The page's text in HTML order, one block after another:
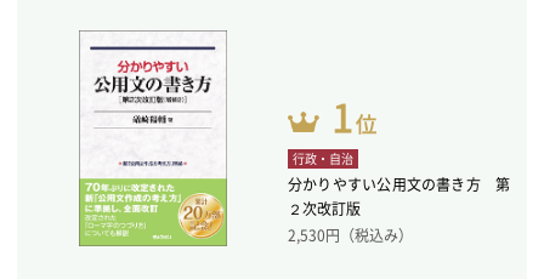
行政・自治
分かりやすい公用文の書き方 第
２次改訂版
2,530円（税込み）